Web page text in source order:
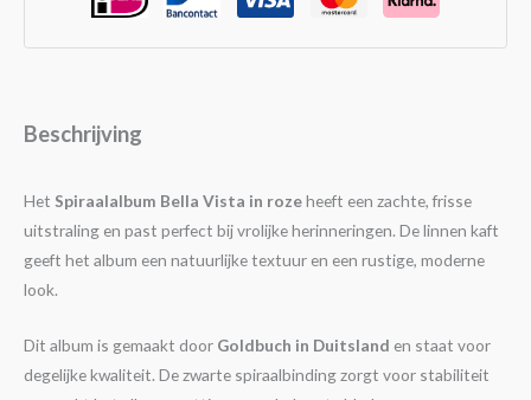
Beschrijving
Het Spiraalalbum Bella Vista in rozeheeft een zachte, frisse
uitstraling en past perfect bij vrolijke herinneringen. De linnen kaft
geeft het album een natuurlijke textuur en een rustige, moderne
look.
Dit album is gemaakt door Goldbuch in Duitsland en staat voor
degelijke kwaliteit. De zwarte spiraalbinding zorgt voor stabiliteit